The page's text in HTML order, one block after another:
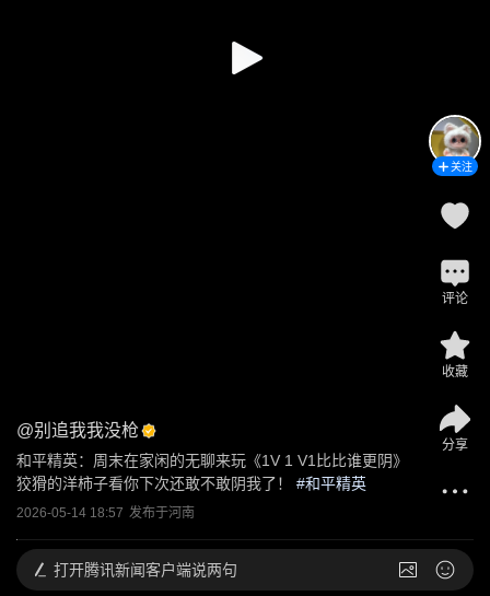
@别追我我没枪
和平精英：周末在家闲的无聊来玩《1V 1 V1比比谁更阴》
狡猾的洋柿子看你下次还敢不敢阴我了！
#和平精英
2026-05-14 18:57 发布于河南
关注
评论
收藏
分享
打开腾讯新闻客户端说两句